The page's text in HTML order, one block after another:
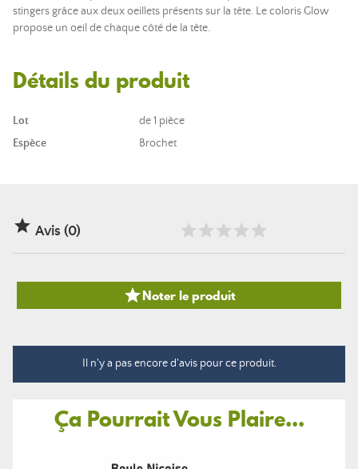
stingers grâce aux deux oeillets présents sur la tête. Le coloris Glow
propose un oeil de chaque côté de la tête.
Détails du produit
Lot
de 1 pièce
Espèce
Brochet
 Avis (0)
Noter le produit
Il n'y a pas encore d'avis pour ce produit.
Ça Pourrait Vous Plaire...